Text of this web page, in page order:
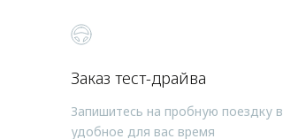
Заказ тест-драйва
Запишитесь на пробную поездку в
удобное для вас время